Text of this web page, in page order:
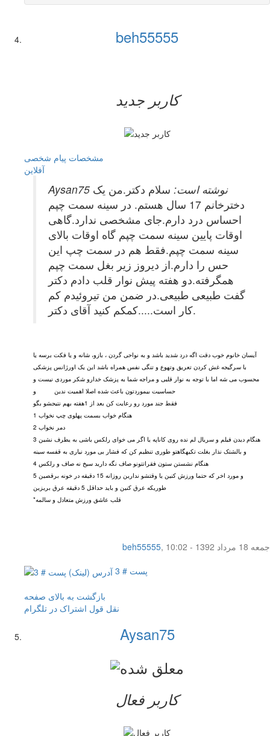
beh55555
کاربر جدید
مشخصات پیام شخصی
آفلاين
Aysan75 نوشته است: سلام دکتر.من یک
دخترخانم 17 سال هستم. در سینه سمت چپم
احساس درد دارم.جای مشخصی ندارد.گاهی
اوقات پایین سینه سمت چپم گاه اوقات بالای
سینه سمت چپم.فقط هم در سمت چپ این
حس را دارم.از دیروز زیر بغل سمت چپم
همگرفته.دو هفته پیش نوار قلب دادم دکتر
گفت طبیعی طبیعی.در ضمن من تیروئیدم کم
کار است.....کمکم کنید آقای دکتر.
آیسان خانوم خوب دقت اگه درد شدید باشد و به نواحی گردن ، بازو، شانه و یا فکت برسه یا
با سرگیجه غش کردن تعریق وتهوع و تنگی نفس همراه باشد این یک اورژانس پزشکی
محسوب می شه اما با توجه به نوار قلبی و مراجه شما به پزشک خدارو شکر موردی نیست و
فقط جند مورد رو رعایت کن بعد از 1هفته بهم نتیجشو بگو
1 هنگام خواب بسمت پهلوی چپ نخواب
2 دمر نخواب
3 هنگام دیدن فیلم و سریال لم نده روی کاناپه یا اگر می خوای رلکس باشی به یطرف نشین
و بالشتک نذار بغلت تکیهگاهتو طوری تنظیم کن که فشار بی مورد نیاری به قفسه سینه
4 هنگام نشستن ستون فقراتتونو صاف نگه دارید سیخ نه صاف و رلکس
5 و مورد اخر که حتما ورزش کنین یا وقتشو ندارین روزانه 15 دقیقه در خونه برقصین
طوریکه عرق کنین و باید حداقل 5 دقیقه عرق بریزین
*قلب عاشق ورزش متعادل و سالمه
beh55555,
جمعه 18 مرداد 1392 - 10:02
پست # 3
بازگشت به بالای صفحه
نقل قول اشتراک در تلگرام
Aysan75
کاربر فعال